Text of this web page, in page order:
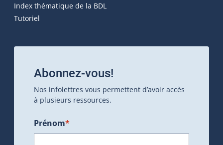
Index thématique de la BDL
Tutoriel
Abonnez-vous!
Nos infolettres vous permettent d’avoir accès
à plusieurs ressources.
Prénom*